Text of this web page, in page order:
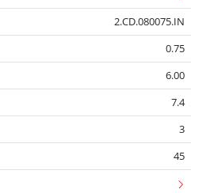
2.CD.080075.IN
0.75
6.00
7.4
3
45